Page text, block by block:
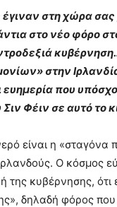
έγιναν στη χώρα
στο νέο φόρο
στην
που
Σιν Φέιν σε αυτό το
είναι η «σταγόνα
Ο κόσμος
της κυβέρνησης, ότι
δηλαδή φόρος που